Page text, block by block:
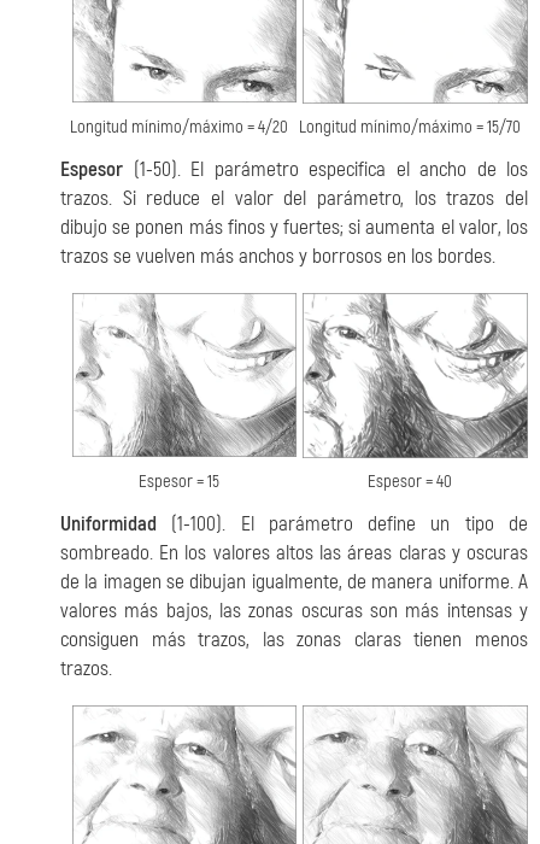
Longitud mínimo/máximo = 4/20 Longitud mínimo/máximo = 15/70
Espesor (1-50). El parámetro especifica el ancho de los
trazos. Si reduce el valor del parámetro, los trazos del
dibujo se ponen más finos y fuertes; si aumenta el valor, los
trazos se vuelven más anchos y borrosos en los bordes.
Espesor = 15 Espesor = 40
Uniformidad (1-100). El parámetro define un tipo de
sombreado. En los valores altos las áreas claras y oscuras
de la imagen se dibujan igualmente, de manera uniforme. A
valores más bajos, las zonas oscuras son más intensas y
consiguen más trazos, las zonas claras tienen menos
trazos.